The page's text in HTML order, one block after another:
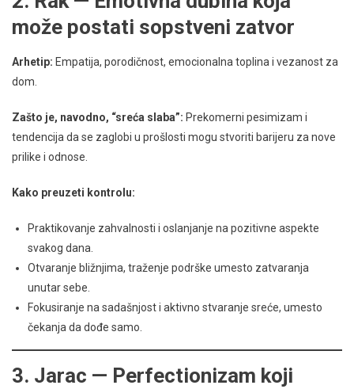
može postati sopstveni zatvor
Arhetip: Empatija, porodičnost, emocionalna toplina i vezanost za
dom.
Zašto je, navodno, “sreća slaba”: Prekomerni pesimizam i
tendencija da se zaglobi u prošlosti mogu stvoriti barijeru za nove
prilike i odnose.
Kako preuzeti kontrolu:
Praktikovanje zahvalnosti i oslanjanje na pozitivne aspekte
svakog dana.
Otvaranje bližnjima, traženje podrške umesto zatvaranja
unutar sebe.
Fokusiranje na sadašnjost i aktivno stvaranje sreće, umesto
čekanja da dođe samo.
3. Jarac — Perfectionizam koji